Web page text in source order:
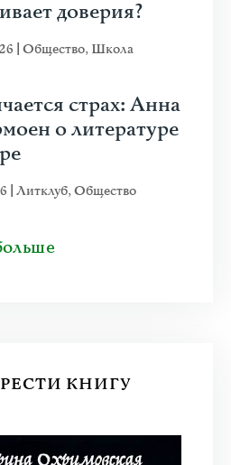
доверия?
Общество, Школа
страх: Анна
о литературе
Литклуб,Общество
КНИГУ